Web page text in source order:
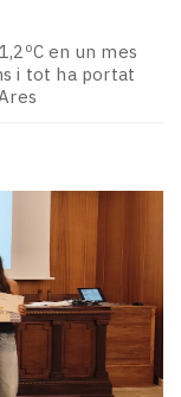
en un mes
i tot ha portat